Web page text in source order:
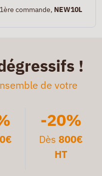
commande, NEW10L
!
de votre
-20%
Dès 800€
HT